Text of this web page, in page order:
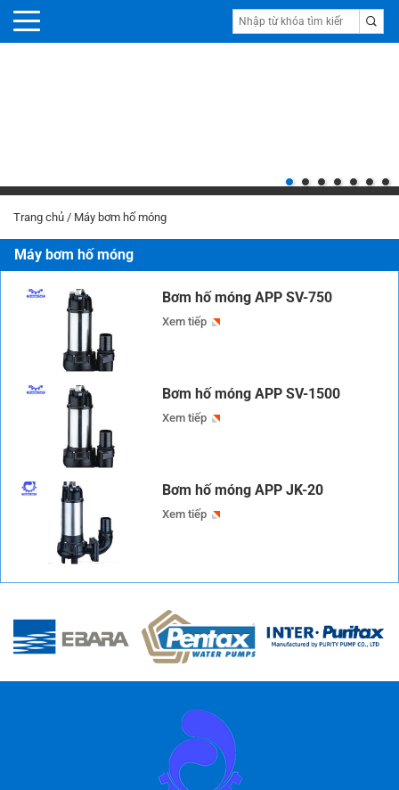
Trang chủ / Máy bơm hố móng
Máy bơm hố móng
Bơm hố móng APP SV-750
Xem tiếp
Bơm hố móng APP SV-1500
Xem tiếp
Bơm hố móng APP JK-20
Xem tiếp